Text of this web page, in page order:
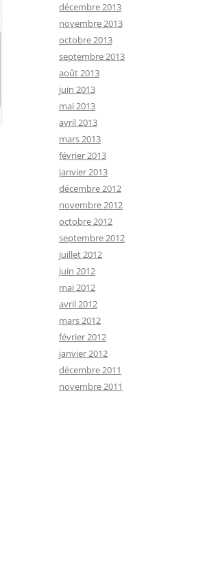
décembre 2013
novembre 2013
octobre 2013
septembre 2013
août 2013
juin 2013
mai 2013
avril 2013
mars 2013
février 2013
janvier 2013
décembre 2012
novembre 2012
octobre 2012
septembre 2012
juillet 2012
juin 2012
mai 2012
avril 2012
mars 2012
février 2012
janvier 2012
décembre 2011
novembre 2011